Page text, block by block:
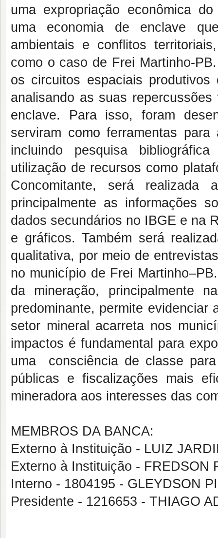
uma expropriação econômica
uma economia de enclave
ambientais e conflitos
como o caso de Frei Martinho-
os circuitos espaciais
analisando as suas
enclave. Para isso, foram
serviram como ferramentas
incluindo pesquisa
utilização de recursos como
Concomitante, será
principalmente as informações
dados secundários no IBGE e na
e gráficos. Também será
qualitativa, por meio de
no município de Frei
da mineração, principalmente
predominante, permite
setor mineral acarreta nos
impactos é fundamental para
uma consciência de classe
públicas e fiscalizações mais
mineradora aos interesses das
MEMBROS DA BANCA:
Externo à Instituição - LUIZ
Externo à Instituição - FREDSON
Interno - 1804195 - GLEYDSON
Presidente - 1216653 - THIAGO